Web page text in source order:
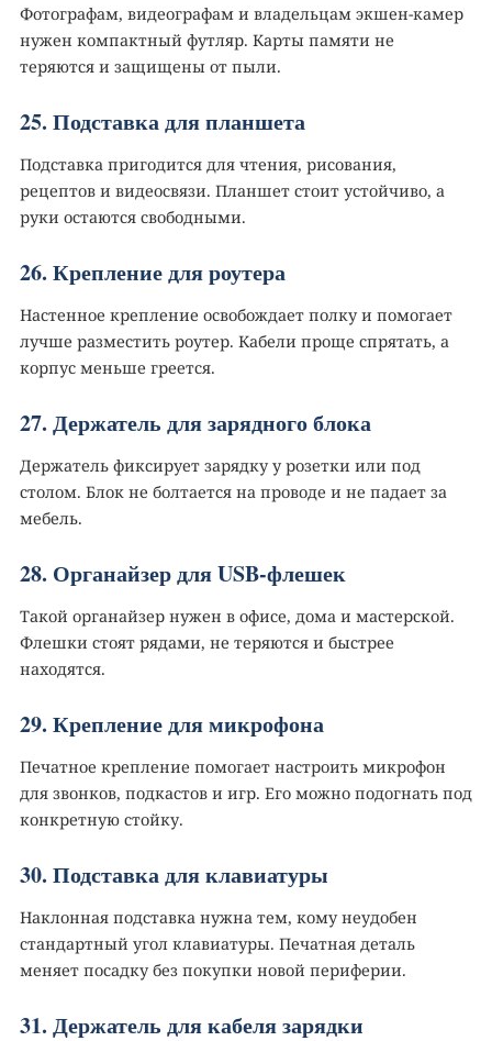
Фотографам, видеографам и владельцам экшен-камер
нужен компактный футляр. Карты памяти не
теряются и защищены от пыли.
25. Подставка для планшета
Подставка пригодится для чтения, рисования,
рецептов и видеосвязи. Планшет стоит устойчиво, а
руки остаются свободными.
26. Крепление для роутера
Настенное крепление освобождает полку и помогает
лучше разместить роутер. Кабели проще спрятать, а
корпус меньше греется.
27. Держатель для зарядного блока
Держатель фиксирует зарядку у розетки или под
столом. Блок не болтается на проводе и не падает за
мебель.
28. Органайзер для USB-флешек
Такой органайзер нужен в офисе, дома и мастерской.
Флешки стоят рядами, не теряются и быстрее
находятся.
29. Крепление для микрофона️
Печатное крепление помогает настроить микрофон
для звонков, подкастов и игр. Его можно подогнать под
конкретную стойку.
30. Подставка для клавиатуры
Наклонная подставка нужна тем, кому неудобен
стандартный угол клавиатуры. Печатная деталь
меняет посадку без покупки новой периферии.
31. Держатель для кабеля зарядки